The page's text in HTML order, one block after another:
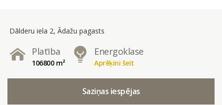
Dālderu iela 2, Ādažu pagasts
Platība
106800 m²
Energoklase
Aprēķini šeit
Saziņas iespējas